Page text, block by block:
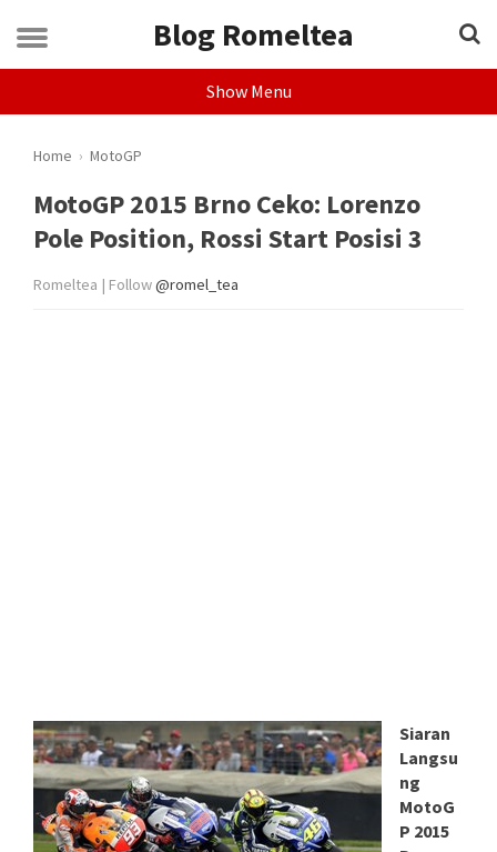
Blog Romeltea
Show Menu
Home › MotoGP
MotoGP 2015 Brno Ceko: Lorenzo
Pole Position, Rossi Start Posisi 3
Romeltea | Follow@romel_tea
Siaran
Langsu
ng
MotoG
P 2015